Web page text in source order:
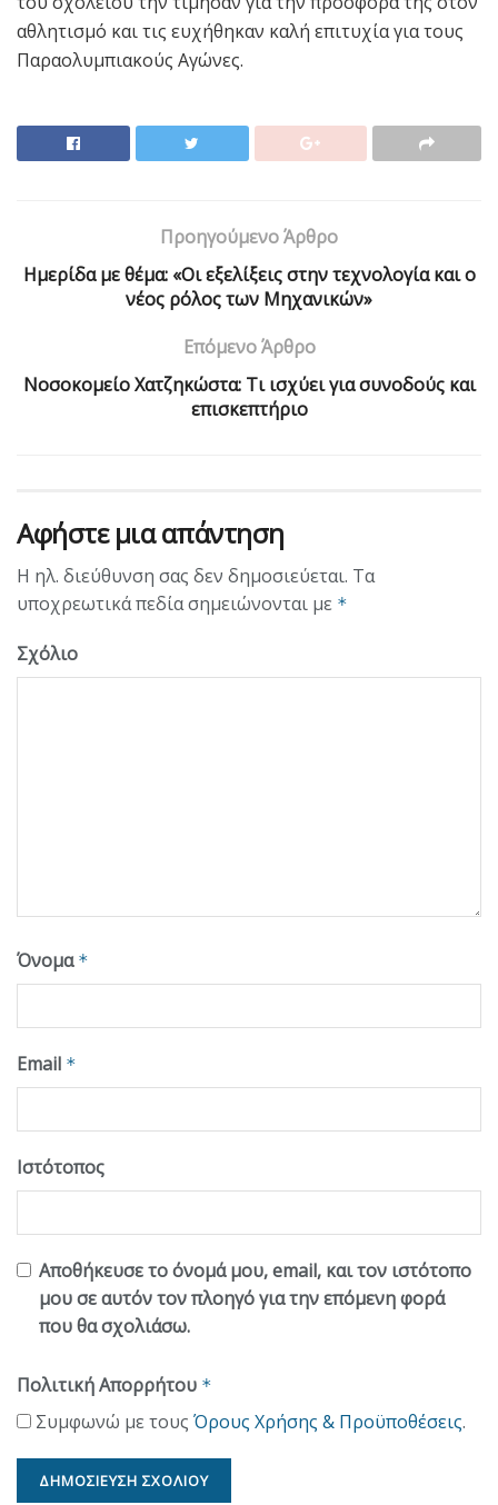
αθλητισμό και τις ευχήθηκαν καλή επιτυχία για τους
Παραολυμπιακούς Αγώνες.
Προηγούμενο Άρθρο
Hμερίδα με θέμα: «Οι εξελίξεις στην τεχνολογία και ο
νέος ρόλος των Μηχανικών»
Επόμενο Άρθρο
Νοσοκομείο Χατζηκώστα: Τι ισχύει για συνοδούς και
επισκεπτήριο
Αφήστε μια απάντηση
Η ηλ. διεύθυνση σας δεν δημοσιεύεται. Τα
υποχρεωτικά πεδία σημειώνονται με *
Σχόλιο
Όνομα *
Email *
Ιστότοπος
Αποθήκευσε το όνομά μου, email, και τον ιστότοπο
μου σε αυτόν τον πλοηγό για την επόμενη φορά
που θα σχολιάσω.
Πολιτική Απορρήτου *
Συμφωνώ με τους Όρους Χρήσης & Προϋποθέσεις.